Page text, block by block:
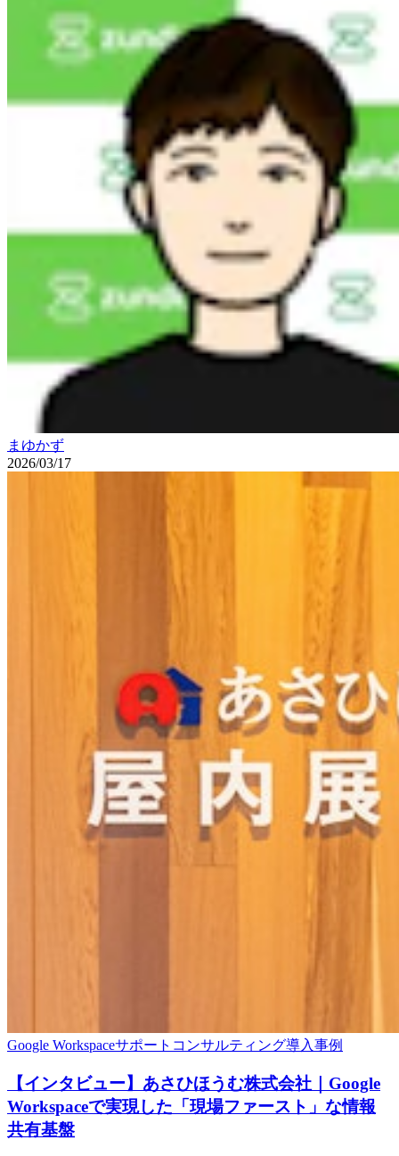
まゆかず
2026/03/17
Google Workspaceサポート コンサルティング導入事例
【インタビュー】あさひほうむ株式会社｜Google
Workspaceで実現した「現場ファースト」な情報
共有基盤